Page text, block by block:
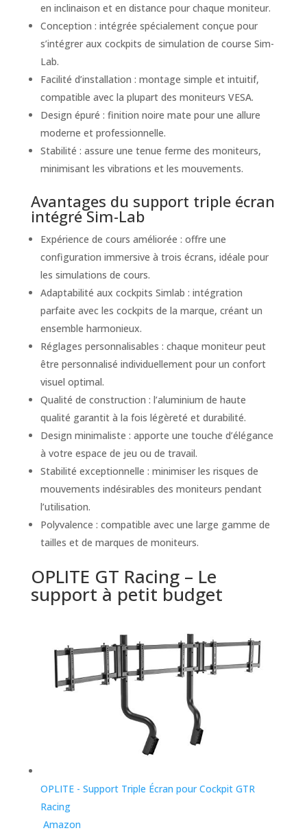
en inclinaison et en distance pour chaque moniteur.
Conception : intégrée spécialement conçue pour
s’intégrer aux cockpits de simulation de course Sim-
Lab.
Facilité d’installation : montage simple et intuitif,
compatible avec la plupart des moniteurs VESA.
Design épuré : finition noire mate pour une allure
moderne et professionnelle.
Stabilité : assure une tenue ferme des moniteurs,
minimisant les vibrations et les mouvements.
Avantages du support triple écran
intégré Sim-Lab
Expérience de cours améliorée : offre une
configuration immersive à trois écrans, idéale pour
les simulations de cours.
Adaptabilité aux cockpits Simlab : intégration
parfaite avec les cockpits de la marque, créant un
ensemble harmonieux.
Réglages personnalisables : chaque moniteur peut
être personnalisé individuellement pour un confort
visuel optimal.
Qualité de construction : l’aluminium de haute
qualité garantit à la fois légèreté et durabilité.
Design minimaliste : apporte une touche d’élégance
à votre espace de jeu ou de travail.
Stabilité exceptionnelle : minimiser les risques de
mouvements indésirables des moniteurs pendant
l’utilisation.
Polyvalence : compatible avec une large gamme de
tailles et de marques de moniteurs.
OPLITE GT Racing – Le
support à petit budget
OPLITE - Support Triple Écran pour Cockpit GTR
Racing
Amazon